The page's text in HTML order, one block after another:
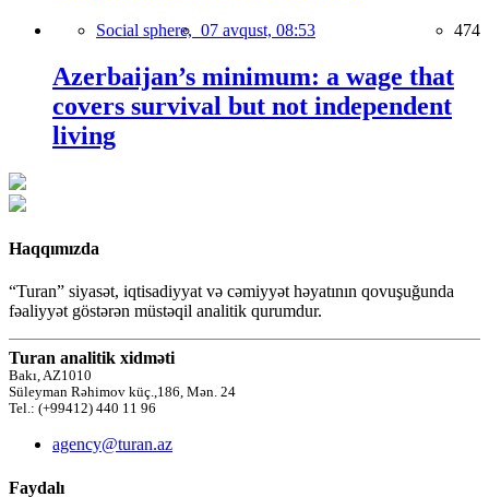
Social sphere, 07 avqust, 08:53 474
Azerbaijan’s minimum: a wage that
covers survival but not independent
living
Haqqımızda
“Turan” siyasət, iqtisadiyyat və cəmiyyət həyatının qovuşuğunda
fəaliyyət göstərən müstəqil analitik qurumdur.
Turan analitik xidməti
Bakı, AZ1010
Süleyman Rəhimov küç.,186, Mən. 24
Tel.: (+99412) 440 11 96
agency@turan.az
Faydalı